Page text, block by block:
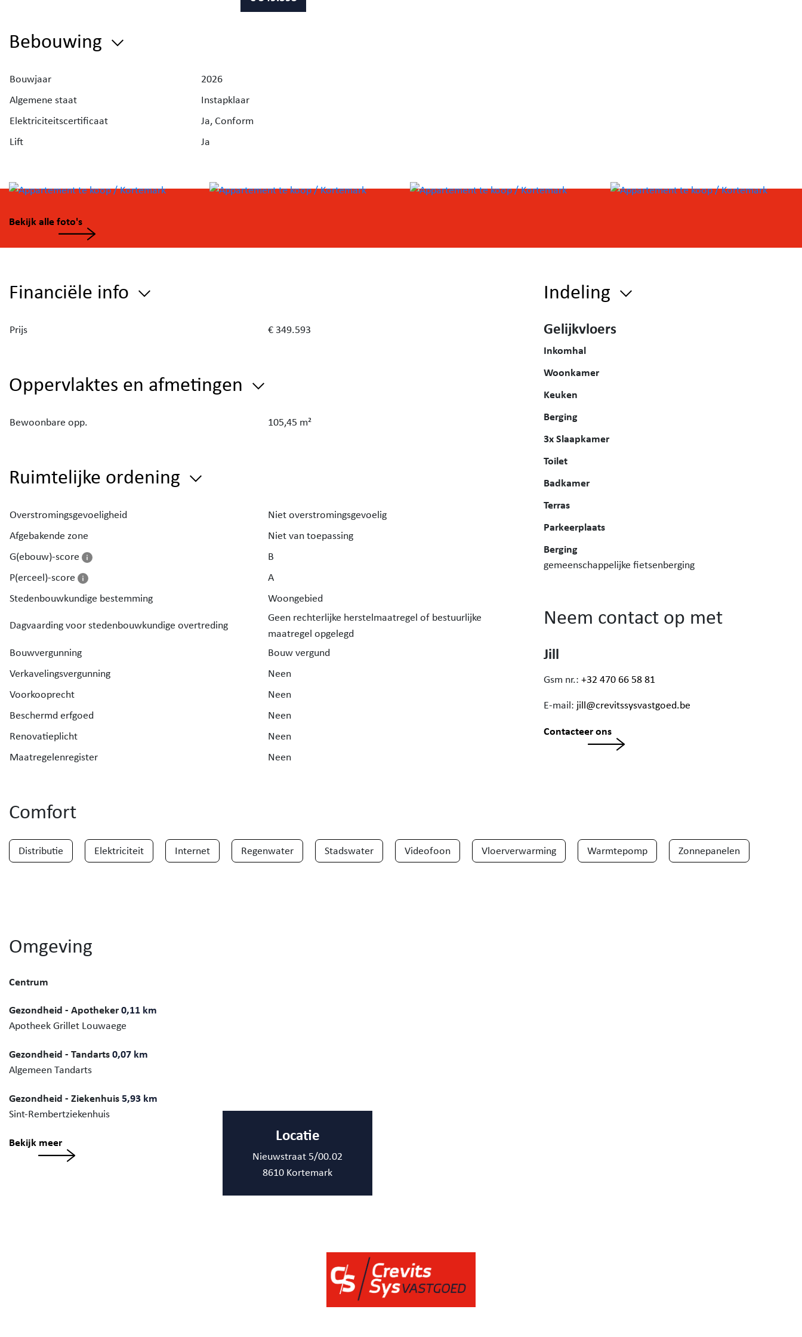
Bebouwing
Bouwjaar
2026
Algemene staat
Instapklaar
Elektriciteitscertificaat
Ja, Conform
Lift
Ja
Bekijk alle foto's
Financiële info
Prijs € 349.593
Oppervlaktes en afmetingen
Bewoonbare opp. 105,45 m²
Ruimtelijke ordening
Overstromingsgevoeligheid
Niet overstromingsgevoelig
Afgebakende zone
Niet van toepassing
G(ebouw)-score
B
P(erceel)-score
A
Stedenbouwkundige bestemming
Woongebied
Dagvaarding voor stedenbouwkundige overtreding
Geen rechterlijke herstelmaatregel of bestuurlijke
maatregel opgelegd
Bouwvergunning
Bouw vergund
Verkavelingsvergunning
Neen
Voorkooprecht
Neen
Beschermd erfgoed
Neen
Renovatieplicht
Neen
Maatregelenregister
Neen
Indeling
Gelijkvloers
Inkomhal
Woonkamer
Keuken
Berging
3x Slaapkamer
Toilet
Badkamer
Terras
Parkeerplaats
Berging
gemeenschappelijke fietsenberging
Neem contact op met
Jill
Gsm nr.: +32 470 66 58 81
E-mail: jill@crevitssysvastgoed.be
Contacteer ons
Comfort
Distributie Elektriciteit Internet Regenwater Stadswater Videofoon Vloerverwarming Warmtepomp Zonnepanelen
Omgeving
Centrum
Gezondheid - Apotheker0,11 km
Apotheek Grillet Louwaege
Gezondheid - Tandarts0,07 km
Algemeen Tandarts
Gezondheid - Ziekenhuis5,93 km
Sint-Rembertziekenhuis
Bekijk meer Locatie
Nieuwstraat 5/00.02
8610 Kortemark